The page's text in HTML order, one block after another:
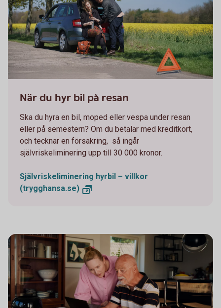
När du hyr bil på resan
Ska du hyra en bil, moped eller vespa under resan
eller på semestern? Om du betalar med kreditkort,
och tecknar en försäkring, så ingår
självriskeliminering upp till 30 000 kronor.
Självriskeliminering hyrbil – villkor
(trygghansa.se)